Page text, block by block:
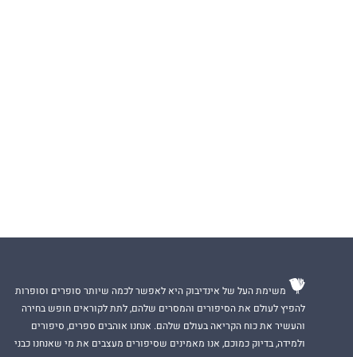
משימת העל של אינדיבוק היא לאפשר לכמה שיותר סופרים וסופרות
להפיץ לעולם את הסיפורים והמסרים שלהם, לתת לקוראים חופש בחירה
והעשיר את כוח הקריאה בעולם שלהם. אנחנו אוהבים ספרים, סיפורים
ולמידה, בדיוק כמוכם, אנו מאמינים שסיפורים מעצבים את מי שאנחנו כבני